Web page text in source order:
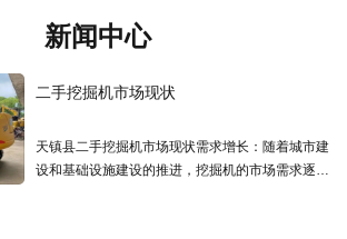
新闻中心
二手挖掘机市场现状
天镇县二手挖掘机市场现状需求增长：随着城市建
设和基础设施建设的推进，挖掘机的市场需求逐年